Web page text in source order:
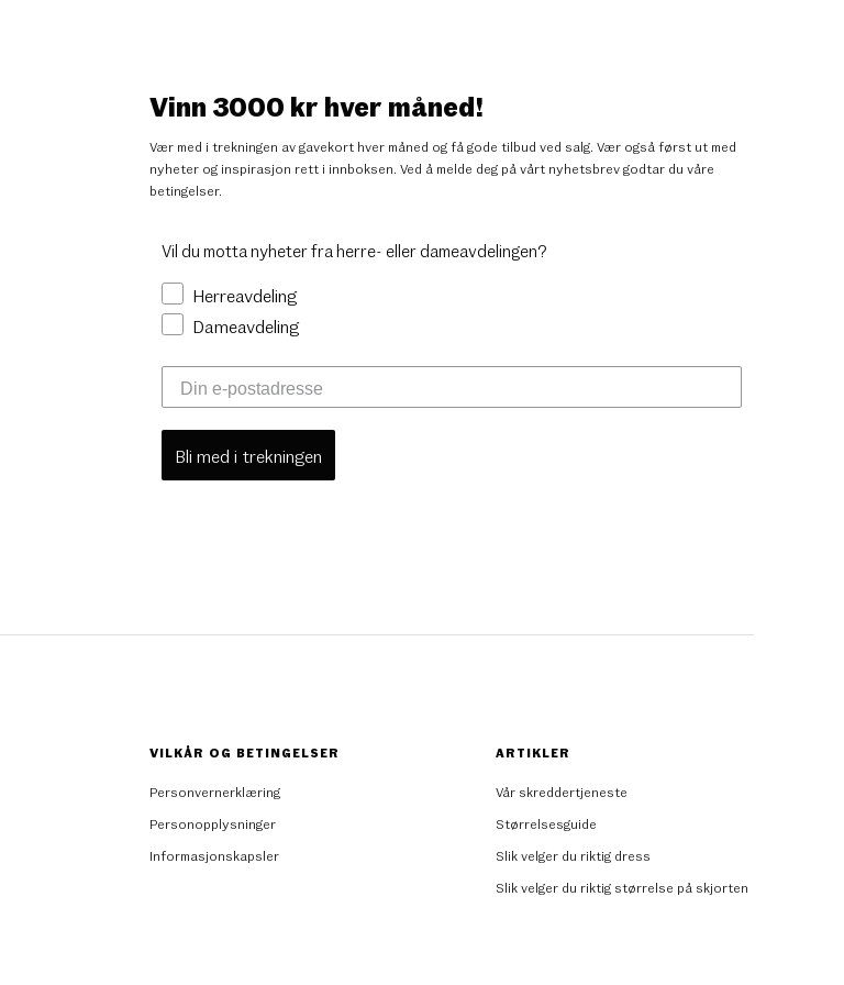
Vinn 3000 kr hver måned!
Vær med i trekningen av gavekort hver måned og få gode tilbud ved salg. Vær også først ut med
nyheter og inspirasjon rett i innboksen. Ved å melde deg på vårt nyhetsbrev godtar du våre
betingelser.
Vil du motta nyheter fra herre- eller dameavdelingen?
Herreavdeling
Dameavdeling
Bli med i trekningen
VILKÅR OG BETINGELSER
Personvernerklæring
Personopplysninger
Informasjonskapsler
ARTIKLER
Vår skreddertjeneste
Størrelsesguide
Slik velger du riktig dress
Slik velger du riktig størrelse på skjorten